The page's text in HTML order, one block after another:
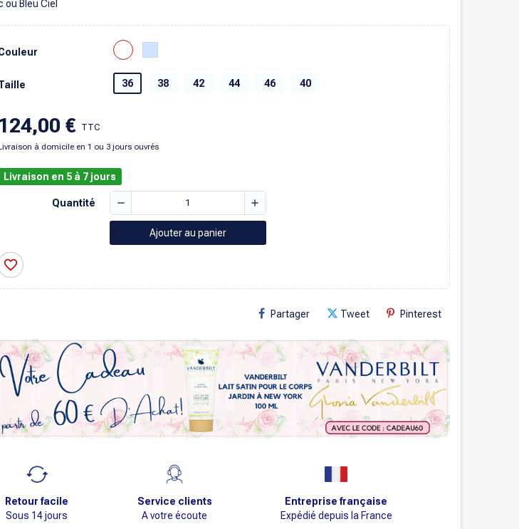
ou Bleu Ciel
36 38 42 44 46 40
124,00 € TTC
à domicile en 1 ou 3 jours ouvrés
Livraison en 5 à 7 jours
Quantité remove add
Ajouter au panier
favorite_border
Partager Tweet Pinterest
Retour facile
Sous 14 jours
Service clients
A votre écoute
Entreprise française
Expédié depuis la France